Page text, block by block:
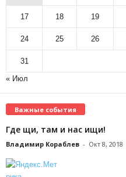
17 18 19
24 25 26
31
« Июл
Важные события
Где щи, там и нас ищи!
Владимир Кораблев - Окт 8, 2018